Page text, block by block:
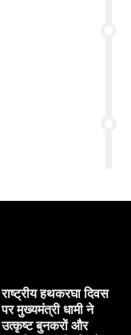
राष्ट्रीय हथकरघा दिवस
पर मुख्यमंत्री धामी ने
उत्कृष्ट बुनकरों और